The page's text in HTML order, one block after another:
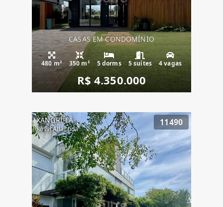
CASAS EM CONDOMÍNIO
480 m² 350 m² 5 dorms 5 suítes 4 vagas
R$ 4.350.000
XANGRI-LÁ
Rossi Atlântida
11490